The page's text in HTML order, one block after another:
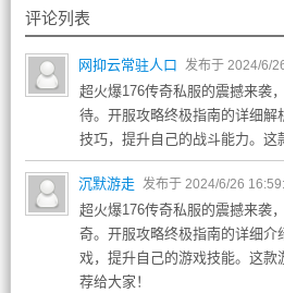
评论列表
网抑云常驻人口 发布于 2024/6/
超火爆176传奇私服的震撼来袭
待。开服攻略终极指南的详细
技巧，提升自己的战斗能力。这
沉默游走 发布于 2024/6/26
超火爆176传奇私服的震撼来袭
奇。开服攻略终极指南的详细介
戏，提升自己的游戏技能。这款
荐给大家！